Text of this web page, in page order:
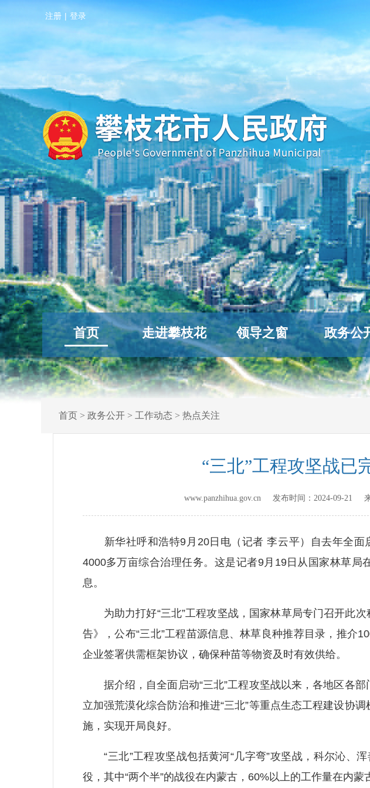
注册 | 登录
首页 走进攀枝花 领导之窗 政务公
首页> 政务公开> 工作动态 > 热点关注
“三北”工程攻坚战已
www.panzhihua.gov.cn 发布时间： 2024-09-21 来
新华社呼和浩特9月20日电（记者 李云平）自去年全面
4000多万亩综合治理任务。这是记者9月19日从国家林草局
息。
为助力打好“三北”工程攻坚战，国家林草局专门召开此次
告》，公布“三北”工程苗源信息、林草良种推荐目录，推介
企业签署供需框架协议，确保种苗等物资及时有效供给。
据介绍，自全面启动“三北”工程攻坚战以来，各地区各部
立加强荒漠化综合防治和推进“三北”等重点生态工程建设协
施，实现开局良好。
“三北”工程攻坚战包括黄河“几字弯”攻坚战，科尔沁、
役，其中“两个半”的战役在内蒙古，60%以上的工作量在内蒙